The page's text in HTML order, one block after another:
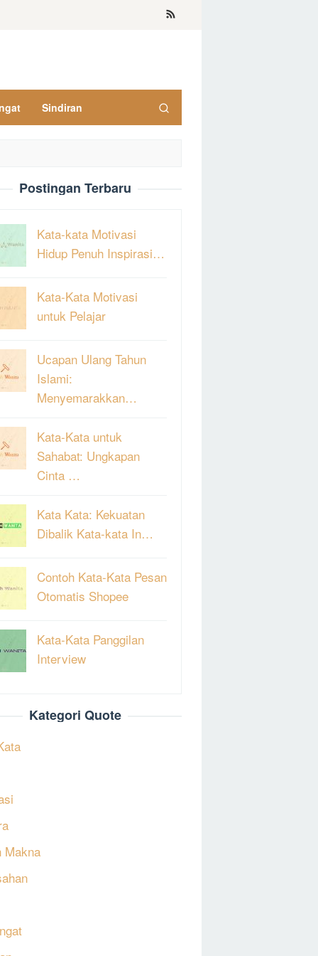
Sindiran
Postingan Terbaru
Kata-kata Motivasi
Hidup Penuh Inspirasi…
Kata-Kata Motivasi
untuk Pelajar
Ucapan Ulang Tahun
Islami:
Menyemarakkan…
Kata-Kata untuk
Sahabat: Ungkapan
Cinta …
Kata Kata: Kekuatan
Dibalik Kata-kata In…
Contoh Kata-Kata Pesan
Otomatis Shopee
Kata-Kata Panggilan
Interview
Kategori Quote
Makna